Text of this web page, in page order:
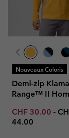
Nouveaux Coloris
Demi-zip
Range™ II
Minimum sale
CHF 30.00 -
44.00